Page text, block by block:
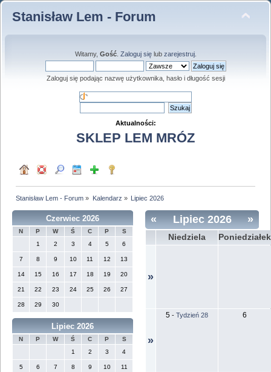
Stanisław Lem - Forum
Witamy, Gość. Zaloguj sięlub zarejestruj.
Zaloguj się podając nazwę użytkownika, hasło i długość sesji
Aktualności:
SKLEP LEM MRÓZ
Stanisław Lem - Forum » Kalendarz » Lipiec 2026
Czerwiec 2026
N P W Ś C P
S
1
2 3 4 5 6
7 8 9 10 11 12 13
14 15 16 17 18 19 20
21 22 23 24 25 26 27
28 29 30
Lipiec 2026
N P W Ś C P
S
1
2 3 4
5 6 7 8 9 10 11
« »
Lipiec 2026
Niedziela Poniedziałek
»
»
5 - Tydzień 28 6